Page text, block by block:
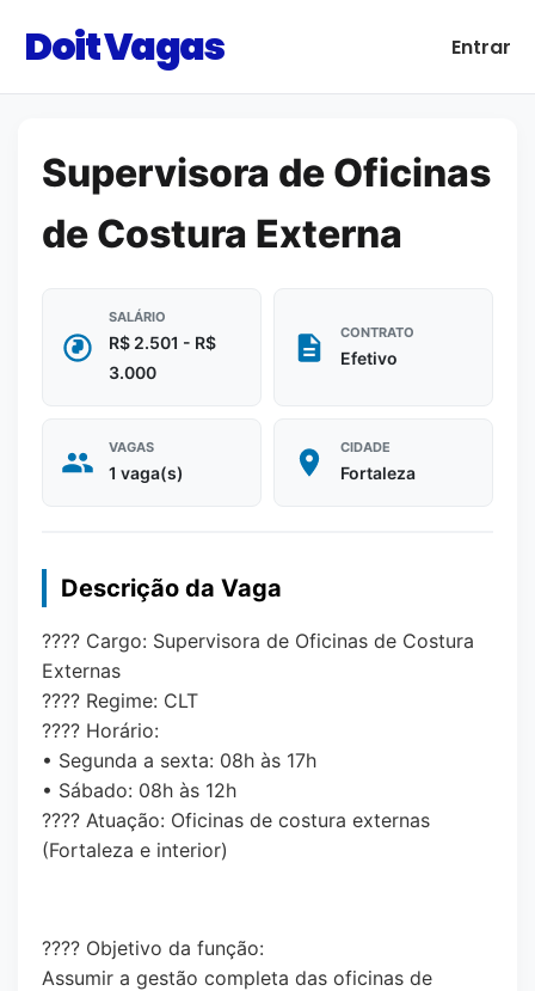
Doit Vagas Entrar
Supervisora de Oficinas
de Costura Externa
SALÁRIO
R$ 2.501 - R$
3.000
CONTRATO
Efetivo
VAGAS
1 vaga(s)
CIDADE
Fortaleza
Descrição da Vaga
???? Cargo: Supervisora de Oficinas de Costura
Externas
???? Regime: CLT
???? Horário:
• Segunda a sexta: 08h às 17h
• Sábado: 08h às 12h
???? Atuação: Oficinas de costura externas
(Fortaleza e interior)
???? Objetivo da função:
Assumir a gestão completa das oficinas de